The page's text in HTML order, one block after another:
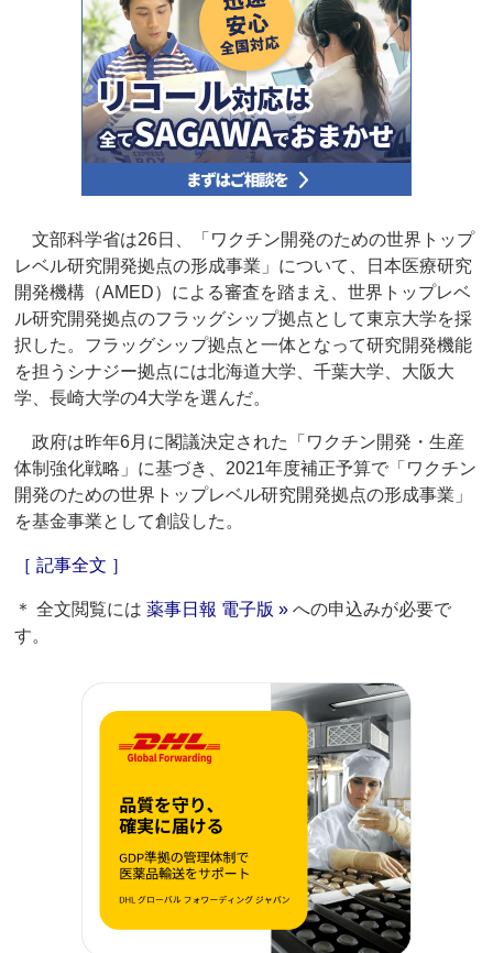
文部科学省は26日、「ワクチン開発のための世界トップ
レベル研究開発拠点の形成事業」について、日本医療研究
開発機構（AMED）による審査を踏まえ、世界トップレベ
ル研究開発拠点のフラッグシップ拠点として東京大学を採
択した。フラッグシップ拠点と一体となって研究開発機能
を担うシナジー拠点には北海道大学、千葉大学、大阪大
学、長崎大学の4大学を選んだ。
政府は昨年6月に閣議決定された「ワクチン開発・生産
体制強化戦略」に基づき、2021年度補正予算で「ワクチン
開発のための世界トップレベル研究開発拠点の形成事業」
を基金事業として創設した。
［ 記事全文 ］
＊ 全文閲覧には薬事日報 電子版 » への申込みが必要で
す。